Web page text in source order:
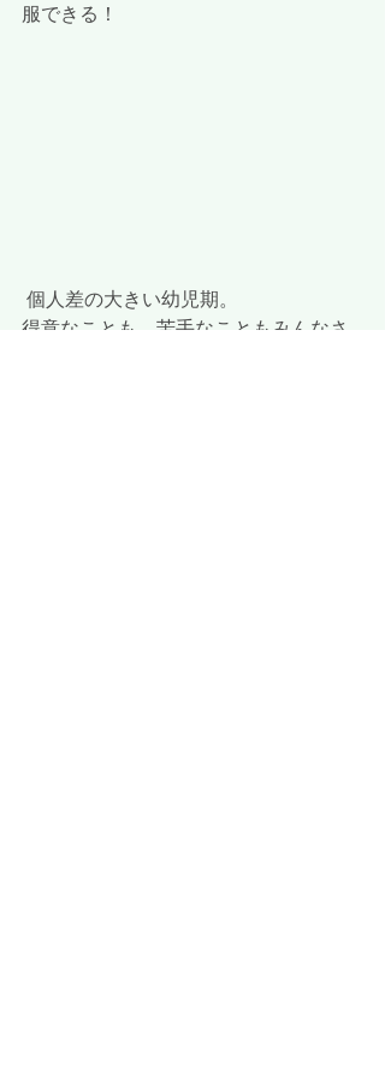
服できる！
個人差の大きい幼児期。
得意なことも、苦手なこともみんなさ